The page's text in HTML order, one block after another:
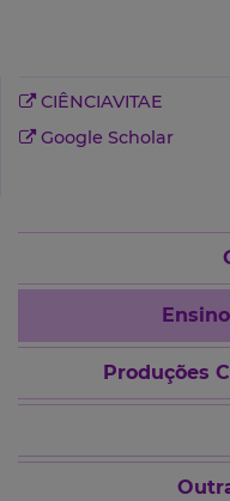
CIÊNCIAVITAE
Google Scholar
Produções